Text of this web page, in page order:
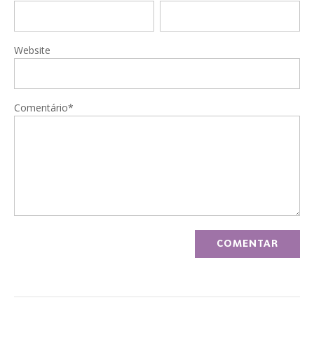
Website
Comentário*